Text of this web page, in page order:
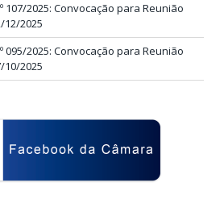
107/2025: Convocação para Reunião
2025
095/2025: Convocação para Reunião
2025